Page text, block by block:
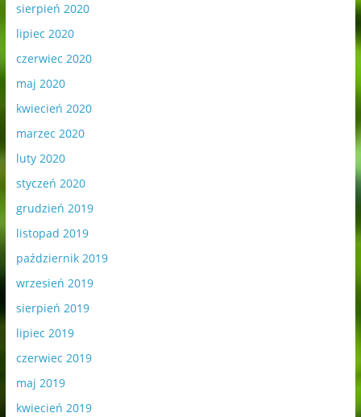
sierpień 2020
lipiec 2020
czerwiec 2020
maj 2020
kwiecień 2020
marzec 2020
luty 2020
styczeń 2020
grudzień 2019
listopad 2019
październik 2019
wrzesień 2019
sierpień 2019
lipiec 2019
czerwiec 2019
maj 2019
kwiecień 2019